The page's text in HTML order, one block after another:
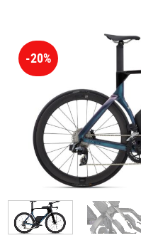
-20%